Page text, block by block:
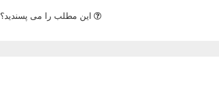
این مطلب را می پسندید؟